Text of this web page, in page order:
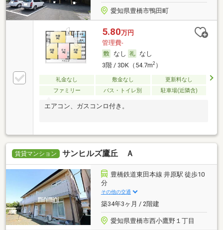
愛知県豊橋市鴨田町
5.80万円
管理費-
なし
なし
3階 / 3DK（54.7m2）
礼金なし 敷金なし
更新料なし
ファミリー
バス・トイレ別 駐車場(近隣含)
エアコン、ガスコンロ付き。
賃貸マンション サンヒルズ鷹丘 Ａ
豊橋鉄道東田本線 井原駅 徒歩10
分
その他の交通
築34年3ヶ月 / 2階建
愛知県豊橋市西小鷹野１丁目